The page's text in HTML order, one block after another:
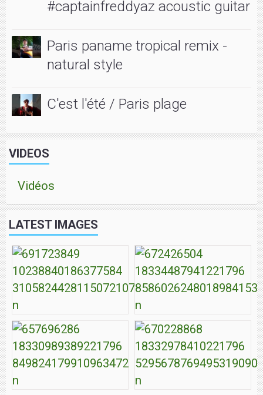
#captainfreddyaz acoustic guitar
Paris paname tropical remix -
natural style
C'est l'été / Paris plage
VIDEOS
Vidéos
LATEST IMAGES